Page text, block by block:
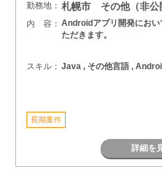
勤務地： 札幌市 その他（非公
内 容： Androidアプリ開発にお
ただきます。
スキル： Java , その他言語 ,
長期案件
詳細を